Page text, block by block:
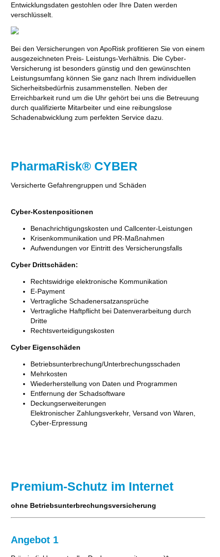
Entwicklungsdaten gestohlen oder Ihre Daten werden
verschlüsselt.
Bei den Versicherungen von ApoRisk profitieren Sie von einem
ausgezeichneten Preis- Leistungs-Verhältnis. Die Cyber-
Versicherung ist besonders günstig und den gewünschten
Leistungsumfang können Sie ganz nach Ihrem individuellen
Sicherheitsbedürfnis zusammenstellen. Neben der
Erreichbarkeit rund um die Uhr gehört bei uns die Betreuung
durch qualifizierte Mitarbeiter und eine reibungslose
Schadenabwicklung zum perfekten Service dazu.
PharmaRisk® CYBER
Versicherte Gefahrengruppen und Schäden
Cyber-Kostenpositionen
Benachrichtigungskosten und Callcenter-Leistungen
Krisenkommunikation und PR-Maßnahmen
Aufwendungen vor Eintritt des Versicherungsfalls
Cyber Drittschäden:
Rechtswidrige elektronische Kommunikation
E-Payment
Vertragliche Schadenersatzansprüche
Vertragliche Haftpflicht bei Datenverarbeitung durch
Dritte
Rechtsverteidigungskosten
Cyber Eigenschäden
Betriebsunterbrechung/Unterbrechungsschaden
Mehrkosten
Wiederherstellung von Daten und Programmen
Entfernung der Schadsoftware
Deckungserweiterungen
Elektronischer Zahlungsverkehr, Versand von Waren,
Cyber-Erpressung
Premium-Schutz im Internet
ohne Betriebsunterbrechungsversicherung
Angebot 1